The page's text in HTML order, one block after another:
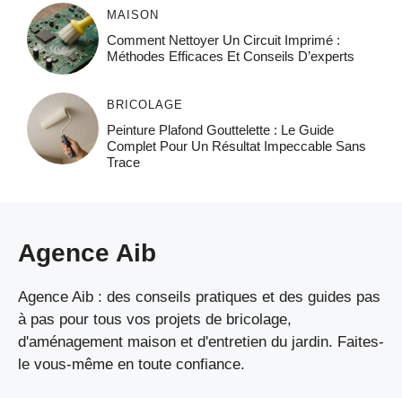
MAISON
Comment Nettoyer Un Circuit Imprimé :
Méthodes Efficaces Et Conseils D’experts
BRICOLAGE
Peinture Plafond Gouttelette : Le Guide
Complet Pour Un Résultat Impeccable Sans
Trace
Agence Aib
Agence Aib : des conseils pratiques et des guides pas
à pas pour tous vos projets de bricolage,
d'aménagement maison et d'entretien du jardin. Faites-
le vous-même en toute confiance.